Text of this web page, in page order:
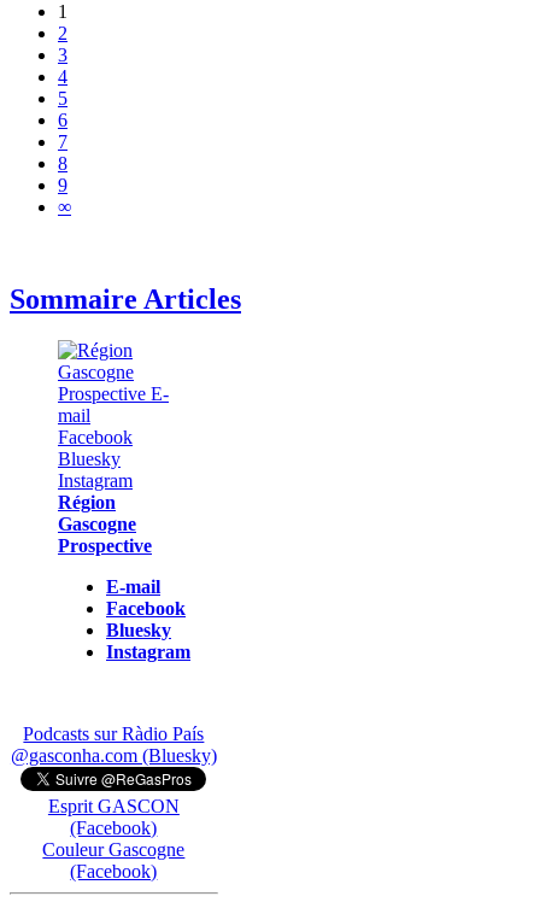
1
2
3
4
5
6
7
8
9
∞
Sommaire Articles
Région
Gascogne
Prospective
E-mail
Facebook
Bluesky
Instagram
Podcasts sur Ràdio País
@gasconha.com (Bluesky)
Esprit GASCON
(Facebook)
Couleur Gascogne
(Facebook)